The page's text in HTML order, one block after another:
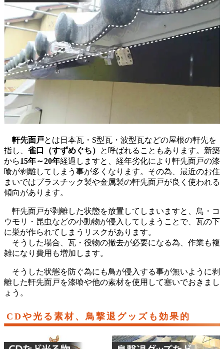
軒先面戸とは日本瓦・S型瓦・波型瓦などの屋根の軒先を
指し、 雀口（すずめぐち）
と呼ばれることもあります。新築
から15年～20年経過しますと、経年劣化により軒先面戸の漆
喰が剥離してしまう事が多くなります。その為、最近のお住
まいではプラスチック製や金属製の軒先面戸が良く使われる
傾向があります。
軒先面戸が剥離した状態を放置してしまいますと、鳥・コ
ウモリ・昆虫などの小動物が侵入してしまうことで、瓦の下
に巣が作られてしまうリスクがあります。
そうした場合、瓦・役物の撤去が必要になる為、作業も複
雑になり費用も増加します。
そうした状態を防ぐ為にも鳥が侵入する事が無いように剥
離した軒先面戸を漆喰や他の素材を使用して塞いでおきまし
ょう。
CDや光る素材、鳥撃退グッズも効果的